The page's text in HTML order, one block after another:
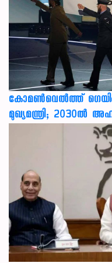
കോമൺവെൽത്ത്
മുഖ്യമന്ത്രി; 2030ൽ